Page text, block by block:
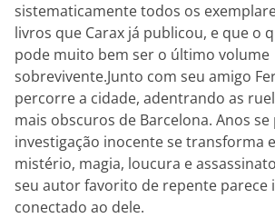
sistematicamente todos os
livros que Carax já publicou, e que o
pode muito bem ser o último volume
sobrevivente.Junto com seu amigo
percorre a cidade, adentrando as
mais obscuros de Barcelona. Anos se
investigação inocente se transforma
mistério, magia, loucura e
seu autor favorito de repente parece
conectado ao dele.